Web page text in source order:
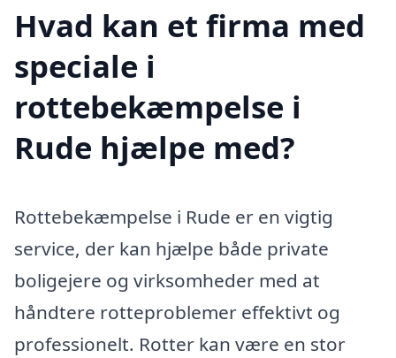
Hvad kan et firma med
speciale i
rottebekæmpelse i
Rude hjælpe med?
Rottebekæmpelse i Rude er en vigtig
service, der kan hjælpe både private
boligejere og virksomheder med at
håndtere rotteproblemer effektivt og
professionelt. Rotter kan være en stor